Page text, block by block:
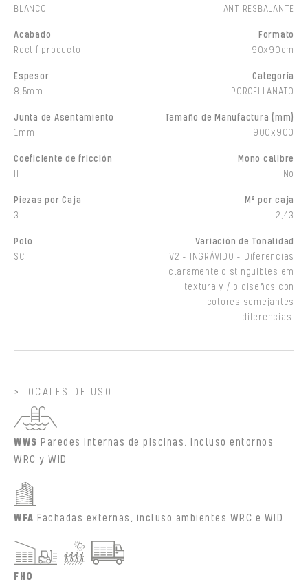
BLANCO
ANTIRESBALANTE
Acabado
Rectif producto
Formato
90x90cm
Espesor
8,5mm
Categoría
PORCELLANATO
Junta de Asentamiento
1mm
Tamaño de Manufactura (mm)
900x900
Coeficiente de fricción
Mono calibre
No
Piezas por Caja
3
M² por caja
2,43
Polo
SC
Variación de Tonalidad
V2 - INGRÁVIDO - Diferencias
claramente distinguibles em
textura y / o diseños con
colores semejantes
diferencias.
LOCALES DE USO
WWS Paredes internas de piscinas, incluso entornos
WRC y WID
WFA Fachadas externas, incluso ambientes WRC e WID
FHO